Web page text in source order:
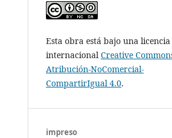
Esta obra está bajo una licencia
internacionalCreative
Atribución-NoComercial-
CompartirIgual 4.0.
impreso